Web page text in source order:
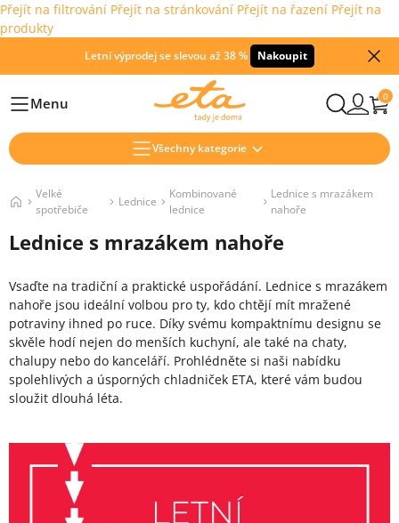
Přejít na filtrování Přejít na stránkování Přejít na řazení Přejít na
produkty
Letní výprodej se slevou až 38 % Nakoupit
HlavníMenu 0
Všechny kategorie
Velké
spotřebiče
Lednice
Kombinované
lednice
Lednice s mrazákem
nahoře
Lednice s mrazákem nahoře
Vsaďte na tradiční a praktické uspořádání. Lednice s mrazákem
nahoře jsou ideální volbou pro ty, kdo chtějí mít mražené
potraviny ihned po ruce. Díky svému kompaktnímu designu se
skvěle hodí nejen do menších kuchyní, ale také na chaty,
chalupy nebo do kanceláří. Prohlédněte si naši nabídku
spolehlivých a úsporných chladniček ETA, které vám budou
sloužit dlouhá léta.